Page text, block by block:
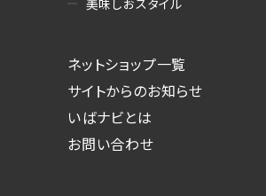
ネットショップ一覧
サイトからのお知らせ
いばナビとは
お問い合わせ